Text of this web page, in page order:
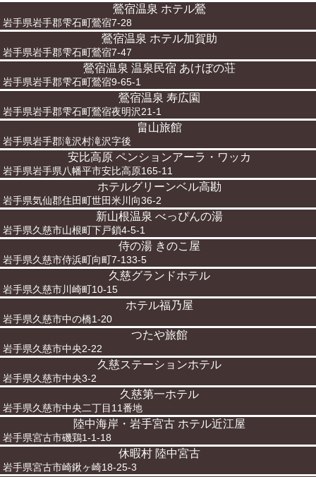
鶯宿温泉 ホテル鶯
岩手県岩手郡雫石町鶯宿7-28
鶯宿温泉 ホテル加賀助
岩手県岩手郡雫石町鶯宿7-47
鶯宿温泉 温泉民宿 あけぼの荘
岩手県岩手郡雫石町鶯宿9-65-1
鶯宿温泉 寿広園
岩手県岩手郡雫石町鶯宿夜明沢21-1
畠山旅館
岩手県岩手郡滝沢村滝沢字後
安比高原 ペンションアーラ・ワッカ
岩手県岩手県八幡平市安比高原165-11
ホテルグリーンベル高勘
岩手県気仙郡住田町世田米川向36-2
新山根温泉 べっぴんの湯
岩手県久慈市山根町下戸鎖4-5-1
侍の湯 きのこ屋
岩手県久慈市侍浜町向町7-133-5
久慈グランドホテル
岩手県久慈市川崎町10-15
ホテル福乃屋
岩手県久慈市中の橋1-20
つたや旅館
岩手県久慈市中央2-22
久慈ステーションホテル
岩手県久慈市中央3-2
久慈第一ホテル
岩手県久慈市中央二丁目11番地
陸中海岸・岩手宮古 ホテル近江屋
岩手県宮古市磯鶏1-1-18
休暇村 陸中宮古
岩手県宮古市崎鍬ヶ崎18-25-3